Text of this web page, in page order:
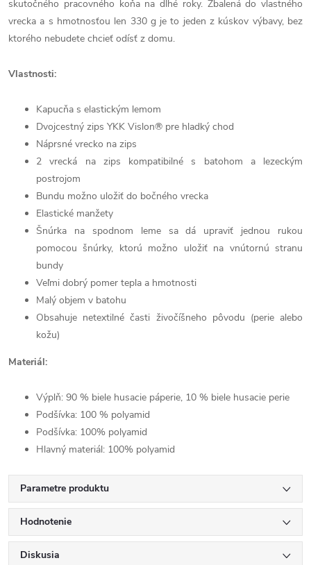
skutočného pracovného koňa na dlhé roky. Zbalená do vlastného
vrecka a s hmotnosťou len 330 g je to jeden z kúskov výbavy, bez
ktorého nebudete chcieť odísť z domu.
Vlastnosti:
Kapucňa s elastickým lemom
Dvojcestný zips YKK Vislon® pre hladký chod
Náprsné vrecko na zips
2 vrecká na zips kompatibilné s batohom a lezeckým
postrojom
Bundu možno uložiť do bočného vrecka
Elastické manžety
Šnúrka na spodnom leme sa dá upraviť jednou rukou
pomocou šnúrky, ktorú možno uložiť na vnútornú stranu
bundy
Veľmi dobrý pomer tepla a hmotnosti
Malý objem v batohu
Obsahuje netextilné časti živočíšneho pôvodu (perie alebo
kožu)
Materiál:
Výplň: 90 % biele husacie páperie, 10 % biele husacie perie
Podšívka: 100 % polyamid
Podšívka: 100% polyamid
Hlavný materiál: 100% polyamid
Parametre produktu
Hodnotenie
Diskusia